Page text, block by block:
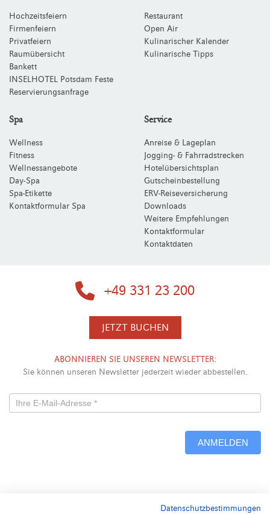
Hochzeitsfeiern
Firmenfeiern
Privatfeiern
Raumübersicht
Bankett
INSELHOTEL Potsdam Feste
Reservierungsanfrage
Restaurant
Open Air
Kulinarischer Kalender
Kulinarische Tipps
Spa
Wellness
Fitness
Wellnessangebote
Day-Spa
Spa-Etikette
Kontaktformular Spa
Service
Anreise & Lageplan
Jogging- & Fahrradstrecken
Hotelübersichtsplan
Gutscheinbestellung
ERV-Reiseversicherung
Downloads
Weitere Empfehlungen
Kontaktformular
Kontaktdaten
+49 331 23 200
JETZT BUCHEN
ABONNIEREN SIE UNSEREN NEWSLETTER:
Sie können unseren Newsletter jederzeit wieder abbestellen.
Newsletterformular
ANMELDEN
Datenschutzbestimmungen